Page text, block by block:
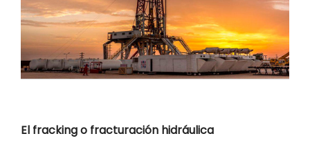
El fracking o fracturación hidráulica